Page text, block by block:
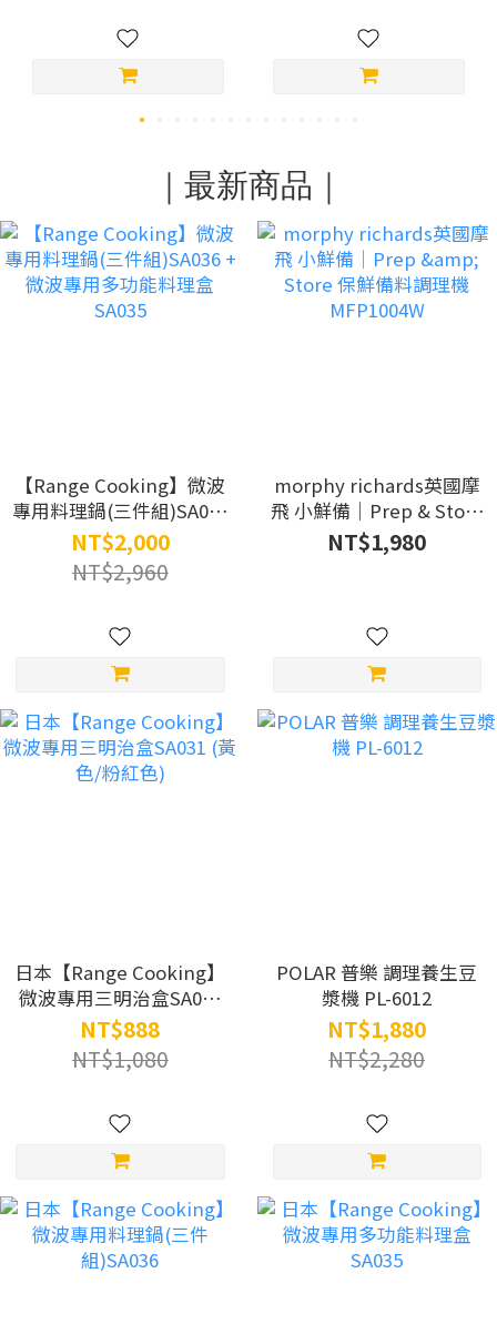
｜最新商品｜
【Range Cooking】微波
專用料理鍋(三件組)SA036
+ 微波專用多功能料理盒
SA035
NT$2,000
NT$2,960
morphy richards英國摩
飛 小鮮備｜Prep & Store
保鮮備料調理機
MFP1004W
NT$1,980
日本【Range Cooking】
微波專用三明治盒SA031
(黃色/粉紅色)
NT$888
NT$1,080
POLAR 普樂 調理養生豆
漿機 PL-6012
NT$1,880
NT$2,280